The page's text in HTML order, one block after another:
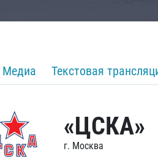
Медиа Текстовая
«ЦСКА»
г. Москва